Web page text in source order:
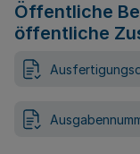
Öffentliche
öffentliche